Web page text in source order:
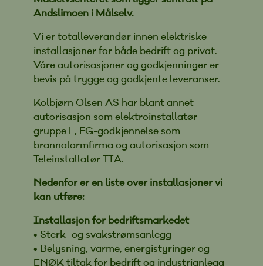
Andslimoen i Målselv.
Vi er totalleverandør innen elektriske
installasjoner for både bedrift og privat.
Våre autorisasjoner og godkjenninger er
bevis på trygge og godkjente leveranser.
Kolbjørn Olsen AS har blant annet
autorisasjon som elektroinstallatør
gruppe L, FG-godkjennelse som
brannalarmfirma og autorisasjon som
Teleinstallatør TIA.
Nedenfor er en liste over installasjoner vi
kan utføre:
Installasjon for bedriftsmarkedet
• Sterk- og svakstrømsanlegg
• Belysning, varme, energistyringer og
ENØK tiltak for bedrift og industrianlegg